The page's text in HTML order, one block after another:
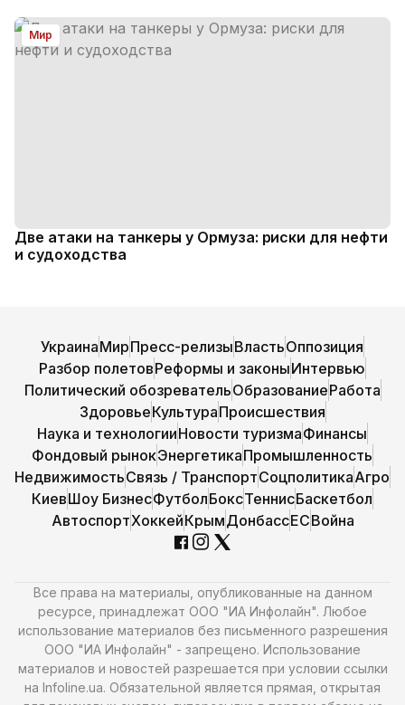
Мир
Две атаки на танкеры у Ормуза: риски для нефти
и судоходства
УкраинаМирПресс-релизыВластьОппозиция
Разбор полетовРеформы и законыИнтервью
Политический обозревательОбразованиеРабота
ЗдоровьеКультураПроисшествия
Наука и технологииНовости туризмаФинансы
Фондовый рынокЭнергетикаПромышленность
НедвижимостьСвязь / ТранспортСоцполитикаАгро
КиевШоу БизнесФутболБоксТеннисБаскетбол
АвтоспортХоккейКрымДонбассЕСВойна
Все права на материалы, опубликованные на данном
ресурсе, принадлежат ООО "ИА Инфолайн". Любое
использование материалов без письменного разрешения
ООО "ИА Инфолайн" - запрещено. Использование
материалов и новостей разрешается при условии ссылки
на Infoline.ua. Обязательной является прямая, открытая